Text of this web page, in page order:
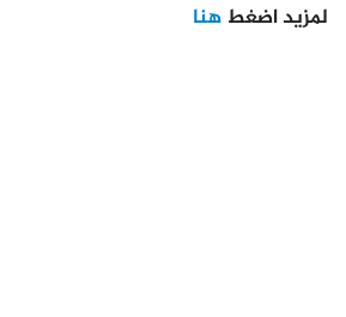
لمزيد اضغط هنا